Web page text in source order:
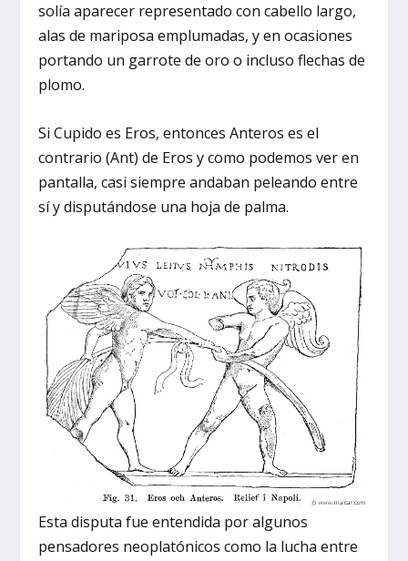
solía aparecer representado con cabello largo,
alas de mariposa emplumadas, y en ocasiones
portando un garrote de oro o incluso flechas de
plomo.
Si Cupido es Eros, entonces Anteros es el
contrario (Ant) de Eros y como podemos ver en
pantalla, casi siempre andaban peleando entre
sí y disputándose una hoja de palma.
Esta disputa fue entendida por algunos
pensadores neoplatónicos como la lucha entre